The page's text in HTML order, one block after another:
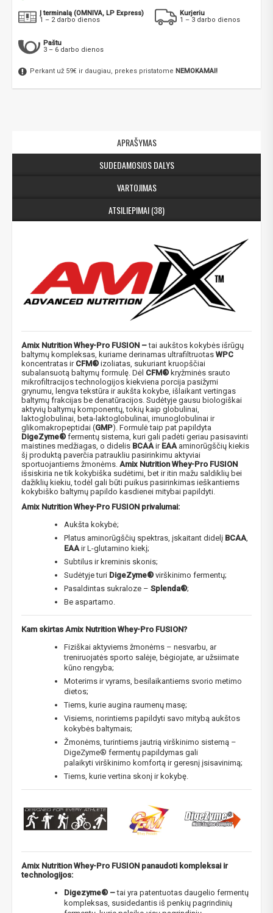
Į terminalą (OMNIVA, LP Express)
1 – 2 darbo dienos
Kurjeriu
1 – 3 darbo dienos
Paštu
3 – 6 darbo dienos
Perkant už 59€ ir daugiau, prekes pristatome NEMOKAMAI!
APRAŠYMAS
SUDEDAMOSIOS DALYS
VARTOJIMAS
ATSILIEPIMAI (38)
Amix Nutrition Whey-Pro FUSION –tai aukštos kokybės išrūgų
baltymų kompleksas, kuriame derinamas ultrafiltruotas WPC
koncentratas ir CFM® izoliatas, sukuriant kruopščiai
subalansuotą baltymų formulę. Dėl CFM® kryžminės srauto
mikrofiltracijos technologijos kiekviena porcija pasižymi
grynumu, lengva tekstūra ir aukšta kokybe, išlaikant vertingas
baltymų frakcijas be denatūracijos. Sudėtyje gausu biologiškai
aktyvių baltymų komponentų, tokių kaip globulinai,
laktoglobulinai, beta-laktoglobulinai, imunoglobulinai ir
glikomakropeptidai (GMP). Formulė taip pat papildyta
DigeZyme® fermentų sistema, kuri gali padėti geriau pasisavinti
maistines medžiagas, o didelis BCAA ir EAA aminorūgščių kiekis
šį produktą paverčia patraukliu pasirinkimu aktyviai
sportuojantiems žmonėms. Amix Nutrition Whey-Pro FUSION
išsiskiria ne tik kokybiška sudėtimi, bet ir itin mažu saldiklių bei
dažiklių kiekiu, todėl gali būti puikus pasirinkimas ieškantiems
kokybiško baltymų papildo kasdienei mitybai papildyti.
Amix Nutrition Whey-Pro FUSION​ privalumai:
Aukšta kokybė;
Platus aminorūgščių spektras, įskaitant didelį BCAA
EAA ir L-glutamino kiekį;
Subtilus ir kreminis skonis;
Sudėtyje turi DigeZyme® virškinimo fermentų;
Pasaldintas sukraloze – Splenda®;
Be aspartamo.
Kam skirtas Amix Nutrition Whey-Pro FUSION?
Fiziškai aktyviems žmonėms – nesvarbu, ar
treniruojatės sporto salėje, bėgiojate, ar užsiimate
kūno rengyba;
Moterims ir vyrams, besilaikantiems svorio metimo
dietos;
Tiems, kurie augina raumenų masę;
Visiems, norintiems papildyti savo mitybą aukštos
kokybės baltymais;
Žmonėms, turintiems jautrią virškinimo sistemą –
DigeZyme® fermentų papildymas gali
palaikyti virškinimo komfortą ir geresnį įsisavinimą;
Tiems, kurie vertina skonį ir kokybę.
Amix Nutrition Whey-Pro FUSION panaudoti kompleksai ir
technologijos:
Digezyme® –tai yra patentuotas daugelio fermentų
kompleksas, susidedantis iš penkių pagrindinių